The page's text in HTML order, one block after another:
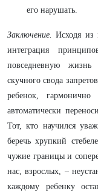
его нарушать.
Заключение.Исходя из
интеграция
повседневную жизнь
скучного свода
ребенок,
автоматически
Тот, кто научился
беречь хрупкий
чужие границы и
нас, взрослых, –
каждому ребенку